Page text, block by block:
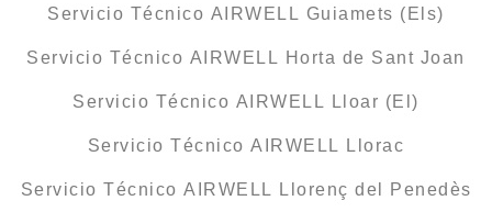
Servicio Técnico AIRWELL Guiamets (Els)
Servicio Técnico AIRWELL Horta de Sant Joan
Servicio Técnico AIRWELL Lloar (El)
Servicio Técnico AIRWELL Llorac
Servicio Técnico AIRWELL Llorenç del Penedès